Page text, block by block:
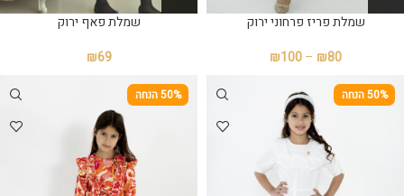
שמלת פריז פרחוני ירוק
₪80
–
₪100
שמלת פאף ירוק
₪69
50% הנחה 50% הנחה